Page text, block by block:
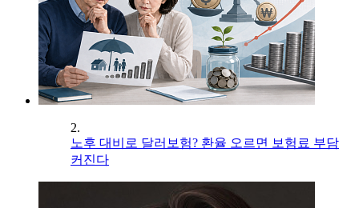
2.
노후 대비로 달러보험? 환율 오르면 보험료 부담
커진다